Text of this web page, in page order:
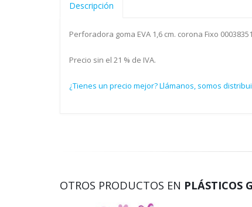
Descripción
Perforadora goma EVA 1,6 cm. corona Fixo 00038351
Precio sin el 21 % de IVA.
¿Tienes un precio mejor? Llámanos, somos
OTROS PRODUCTOS EN PLÁSTICOS